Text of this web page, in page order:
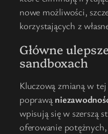
nowe możliwości,
korzystających z
Główne
sandboxach
Kluczową zmianą w
poprawą
wpisują się w szerszą
oferowanie